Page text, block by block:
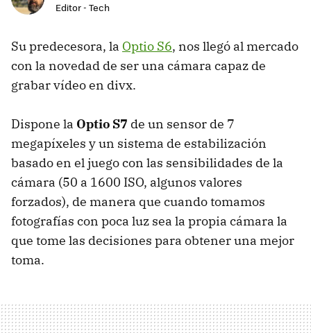
Editor - Tech
Su predecesora, la Optio S6, nos llegó al mercado
con la novedad de ser una cámara capaz de
grabar vídeo en divx.
Dispone la Optio S7 de un sensor de 7
megapíxeles y un sistema de estabilización
basado en el juego con las sensibilidades de la
cámara (50 a 1600 ISO, algunos valores
forzados), de manera que cuando tomamos
fotografías con poca luz sea la propia cámara la
que tome las decisiones para obtener una mejor
toma.